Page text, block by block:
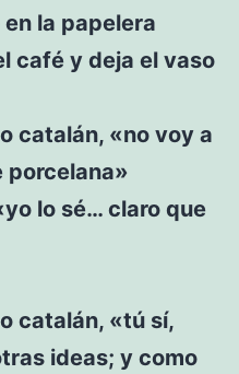
la papelera
café y deja el vaso
catalán, «no voy a
porcelana»
lo sé… claro que
catalán, «tú sí,
ideas; y como